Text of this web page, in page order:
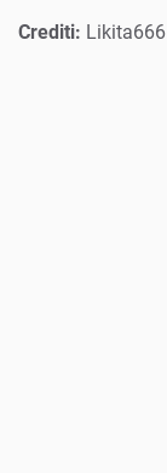
Crediti: Likita666